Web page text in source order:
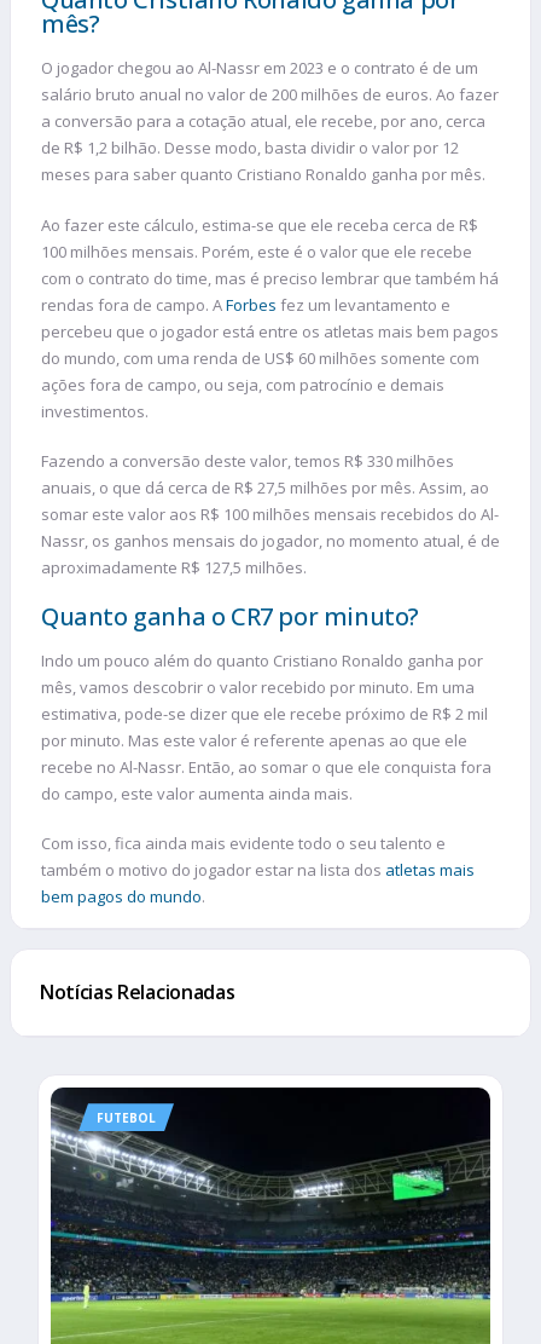
mês?
O jogador chegou ao Al-Nassr em 2023 e o contrato é de um
salário bruto anual no valor de 200 milhões de euros. Ao fazer
a conversão para a cotação atual, ele recebe, por ano, cerca
de R$ 1,2 bilhão. Desse modo, basta dividir o valor por 12
meses para saber quanto Cristiano Ronaldo ganha por mês.
Ao fazer este cálculo, estima-se que ele receba cerca de R$
100 milhões mensais. Porém, este é o valor que ele recebe
com o contrato do time, mas é preciso lembrar que também há
rendas fora de campo. AForbes fez um levantamento e
percebeu que o jogador está entre os atletas mais bem pagos
do mundo, com uma renda de US$ 60 milhões somente com
ações fora de campo, ou seja, com patrocínio e demais
investimentos.
Fazendo a conversão deste valor, temos R$ 330 milhões
anuais, o que dá cerca de R$ 27,5 milhões por mês. Assim, ao
somar este valor aos R$ 100 milhões mensais recebidos do Al-
Nassr, os ganhos mensais do jogador, no momento atual, é de
aproximadamente R$ 127,5 milhões.
Quanto ganha o CR7 por minuto?
Indo um pouco além do quanto Cristiano Ronaldo ganha por
mês, vamos descobrir o valor recebido por minuto. Em uma
estimativa, pode-se dizer que ele recebe próximo de R$ 2 mil
por minuto. Mas este valor é referente apenas ao que ele
recebe no Al-Nassr. Então, ao somar o que ele conquista fora
do campo, este valor aumenta ainda mais.
Com isso, fica ainda mais evidente todo o seu talento e
também o motivo do jogador estar na lista dos atletas mais
bem pagos do mundo.
Notícias Relacionadas
FUTEBOL